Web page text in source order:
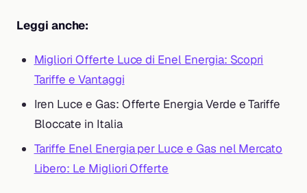
Leggi anche:
Migliori Offerte Luce di Enel Energia: Scopri
Tariffe e Vantaggi
Iren Luce e Gas: Offerte Energia Verde e Tariffe
Bloccate in Italia
Tariffe Enel Energia per Luce e Gas nel Mercato
Libero: Le Migliori Offerte